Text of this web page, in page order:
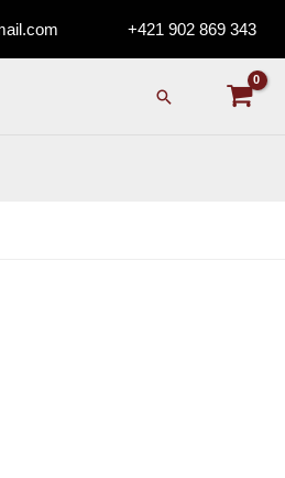
+421 902 869 343
Hľadať